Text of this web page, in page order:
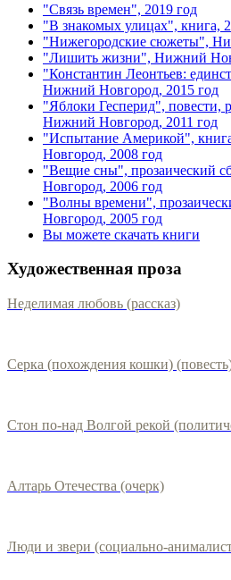
"Связь времен", 2019 год
"В знакомых улицах", книга,
"Нижегородские сюжеты",
"Лишить жизни", Нижний
"Константин Леонтьев:
Нижний Новгород, 2015 год
"Яблоки Гесперид", повести,
Нижний Новгород, 2011 год
"Испытание Америкой",
Новгород, 2008 год
"Вещие сны", прозаический
Новгород, 2006 год
"Волны времени",
Новгород, 2005 год
Вы можете скачать книги
Художественная проза
Неделимая любовь (рассказ)
Серка (похождения кошки)
Стон по-над Волгой рекой
Алтарь Отечества (очерк)
Люди и звери (социально-